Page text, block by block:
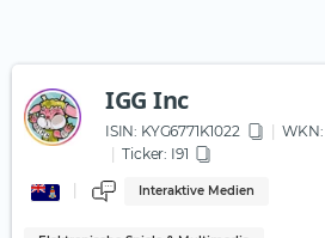
IGG Inc
ISIN: KYG6771K1022 WKN
Ticker: I91
Interaktive Medien